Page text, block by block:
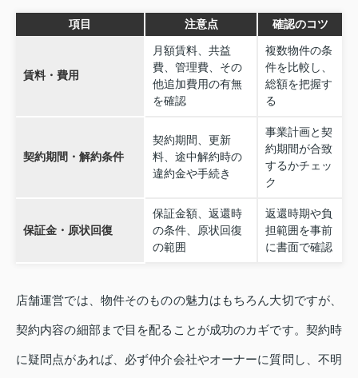
項目 注意点 確認のコツ
賃料・費用
月額賃料、共益
費、管理費、その
他追加費用の有無
を確認
複数物件の条
件を比較し、
総額を把握す
る
契約期間・解約条件
契約期間、更新
料、途中解約時の
違約金や手続き
事業計画と契
約期間が合致
するかチェッ
ク
保証金・原状回復
保証金額、返還時
の条件、原状回復
の範囲
返還時期や負
担範囲を事前
に書面で確認
店舗運営では、物件そのものの魅力はもちろん大切ですが、
契約内容の細部まで目を配ることが成功のカギです。契約時
に疑問点があれば、必ず仲介会社やオーナーに質問し、不明